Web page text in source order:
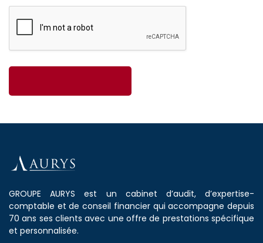
GROUPE AURYS est un cabinet d’audit, d’expertise-
comptable et de conseil financier qui accompagne depuis
70 ans ses clients avec une offre de prestations spécifique
et personnalisée.